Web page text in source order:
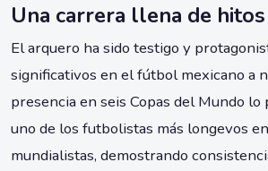
Una carrera llena de hitos
El arquero ha sido testigo y
significativos en el fútbol mexicano a
presencia en seis Copas del Mundo lo
uno de los futbolistas más longevos
mundialistas, demostrando